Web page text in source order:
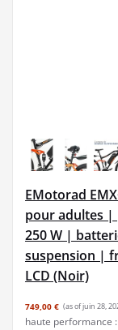
EMotorad
pour adultes |
250 W |
suspension |
LCD (Noir)
749,00 € (as of juin 28,
haute performance